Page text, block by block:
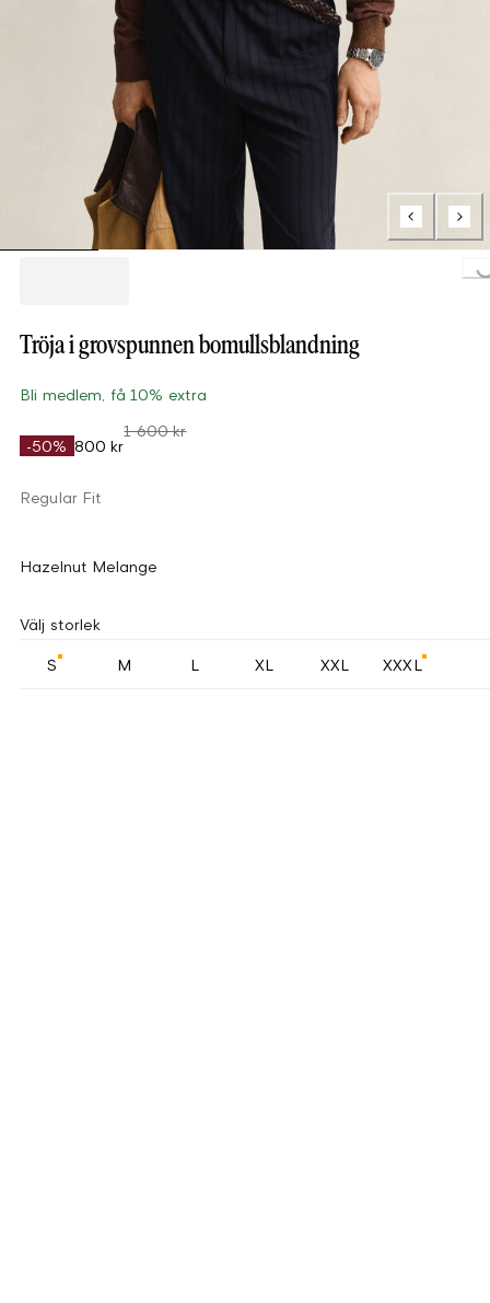
Tröja i grovspunnen bomullsblandning
Bli medlem, få 10% extra
-50% 800 kr
1 600 kr
Regular Fit
Hazelnut Melange
Välj storlek
S M L XL XXL XXXL